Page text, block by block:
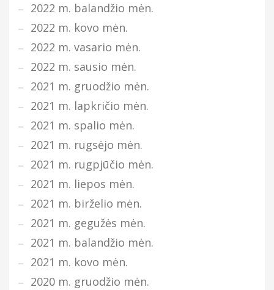
2022 m. balandžio mėn.
2022 m. kovo mėn.
2022 m. vasario mėn.
2022 m. sausio mėn.
2021 m. gruodžio mėn.
2021 m. lapkričio mėn.
2021 m. spalio mėn.
2021 m. rugsėjo mėn.
2021 m. rugpjūčio mėn.
2021 m. liepos mėn.
2021 m. birželio mėn.
2021 m. gegužės mėn.
2021 m. balandžio mėn.
2021 m. kovo mėn.
2020 m. gruodžio mėn.